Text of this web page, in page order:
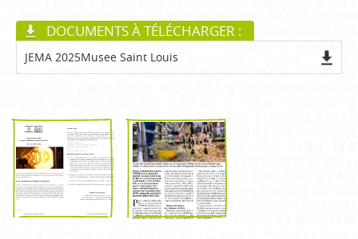
DOCUMENTS À TÉLÉCHARGER :
JEMA 2025Musee Saint Louis